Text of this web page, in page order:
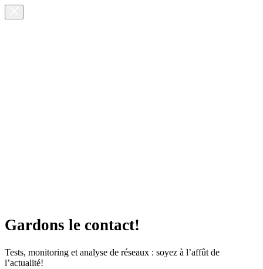
Gardons le contact!
Tests, monitoring et analyse de réseaux : soyez à l’affût de
l’actualité!